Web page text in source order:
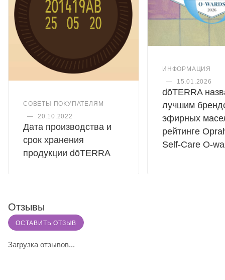
СОВЕТЫ ПОКУПАТЕЛЯМ
—
20.10.2022
Дата производства и
срок хранения
продукции dōTERRA
ИНФОРМАЦИЯ
—
15.01.2026
dōTERRA
лучшим
эфирных
рейтинге
Self-Care O-
Отзывы
ОСТАВИТЬ ОТЗЫВ
Загрузка отзывов...